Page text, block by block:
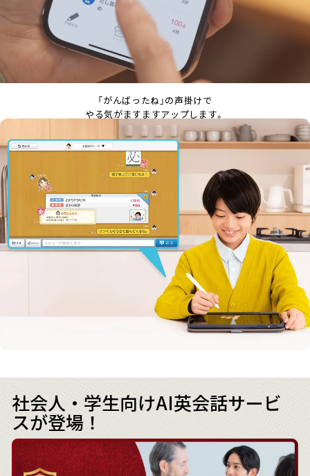
「がんばったね」の声掛けで
やる気がますますアップします。
社会人・学生向けAI英会話サービ
スが登場 ！